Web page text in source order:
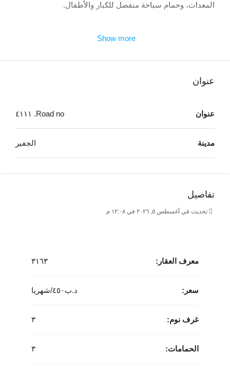
المعدات، وحمام سباحة منفصل للكبار والأطفال.
تعمل على مدار الساعة، بالإضافة إلى منطقة استقبال مخصصة،
سهولة الوصول إلى الطرق الرئيسية وأبرز الوجهات مثل
السوبرماركت ليمنحك تجربة سكنية شاملة وممتعة تجمع بين
الراحة والأناقة.
Show more
عنوان
عنوان Road no. ٤١١١
مدينة الجفير
تفاصيل
تحديث في أغسطس ٥, ٢٠٢٦ في ١٢:٠٨ م
معرف العقار: ٣١٦٣
سعر: د.ب‎٤٥٠/شهريا
غرف نوم: ٣
الحمامات: ٣